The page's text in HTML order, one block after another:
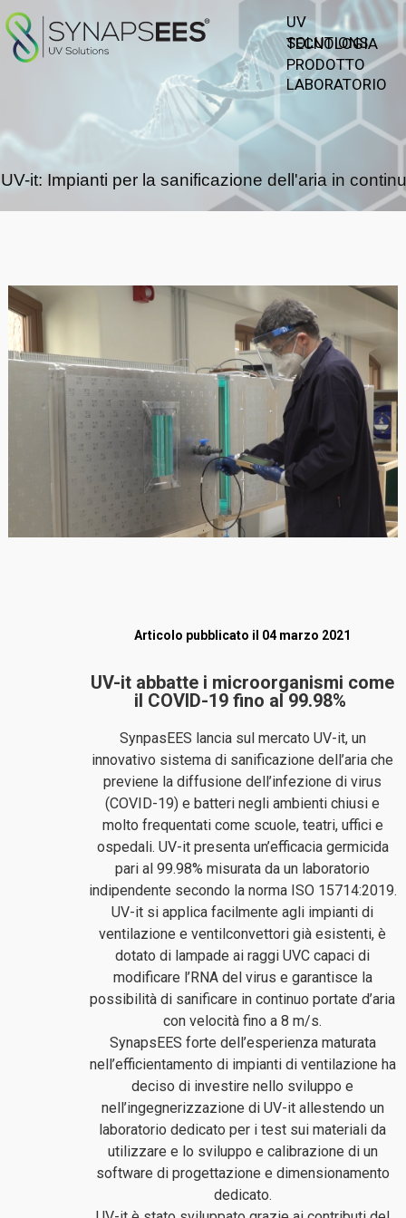
UV
SOLUTIONS
TECNOLOGIA
PRODOTTO
UV-it: Impianti per la sanificazione dell'aria in
LABORATORIO
Articolo pubblicato il 04 marzo 2021
UV-it abbatte i microorganismi come
il COVID-19 fino al 99.98%
SynpasEES lancia sul mercato UV-it, un
innovativo sistema di sanificazione dell’aria che
previene la diffusione dell’infezione di virus
(COVID-19) e batteri negli ambienti chiusi e
molto frequentati come scuole, teatri, uffici e
ospedali. UV-it presenta un’efficacia germicida
pari al 99.98% misurata da un laboratorio
indipendente secondo la norma ISO 15714:2019.
UV-it si applica facilmente agli impianti di
ventilazione e ventilconvettori già esistenti, è
dotato di lampade ai raggi UVC capaci di
modificare l’RNA del virus e garantisce la
possibilità di sanificare in continuo portate d’aria
con velocità fino a 8 m/s.
SynapsEES forte dell’esperienza maturata
nell’efficientamento di impianti di ventilazione ha
deciso di investire nello sviluppo e
nell’ingegnerizzazione di UV-it allestendo un
laboratorio dedicato per i test sui materiali da
utilizzare e lo sviluppo e calibrazione di un
software di progettazione e dimensionamento
dedicato.